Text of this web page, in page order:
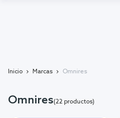
Inicio Marcas Omnires
Omnires(22 productos)